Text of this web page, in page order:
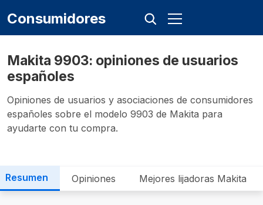
Consumidores
Makita 9903: opiniones de usuarios
españoles
Opiniones de usuarios y asociaciones de consumidores
españoles sobre el modelo 9903 de Makita para
ayudarte con tu compra.
Resumen Opiniones Mejores lijadoras Makita